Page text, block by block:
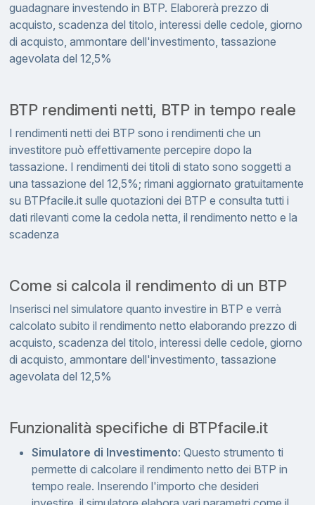
guadagnare investendo in BTP. Elaborerà prezzo di
acquisto, scadenza del titolo, interessi delle cedole, giorno
di acquisto, ammontare dell'investimento, tassazione
agevolata del 12,5%
BTP rendimenti netti, BTP in tempo reale
I rendimenti netti dei BTP sono i rendimenti che un
investitore può effettivamente percepire dopo la
tassazione. I rendimenti dei titoli di stato sono soggetti a
una tassazione del 12,5%; rimani aggiornato gratuitamente
su BTPfacile.it sulle quotazioni dei BTP e consulta tutti i
dati rilevanti come la cedola netta, il rendimento netto e la
scadenza
Come si calcola il rendimento di un BTP
Inserisci nel simulatore quanto investire in BTP e verrà
calcolato subito il rendimento netto elaborando prezzo di
acquisto, scadenza del titolo, interessi delle cedole, giorno
di acquisto, ammontare dell'investimento, tassazione
agevolata del 12,5%
Funzionalità specifiche di BTPfacile.it
Simulatore di Investimento: Questo strumento ti
permette di calcolare il rendimento netto dei BTP in
tempo reale. Inserendo l'importo che desideri